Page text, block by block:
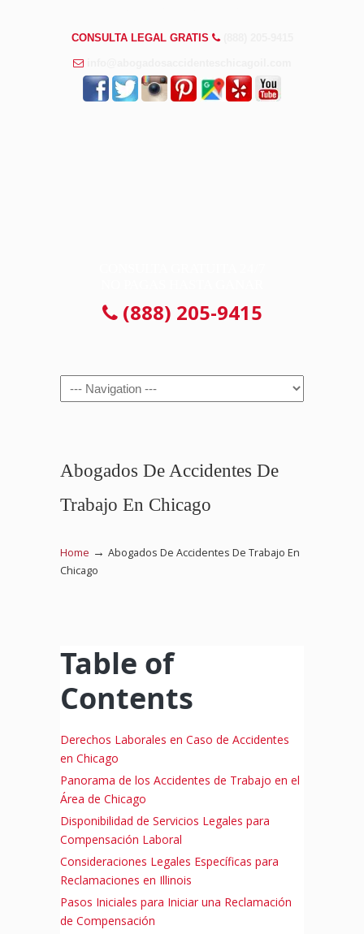
CONSULTA LEGAL GRATIS
(888) 205-9415
Navigation
Abogados De Accidentes De
Trabajo En Chicago
Home → Abogados De Accidentes De Trabajo En
Chicago
Table of
Contents
Derechos Laborales en Caso de Accidentes
en Chicago
Panorama de los Accidentes de Trabajo en el
Área de Chicago
Disponibilidad de Servicios Legales para
Compensación Laboral
Consideraciones Legales Específicas para
Reclamaciones en Illinois
Pasos Iniciales para Iniciar una Reclamación
de Compensación